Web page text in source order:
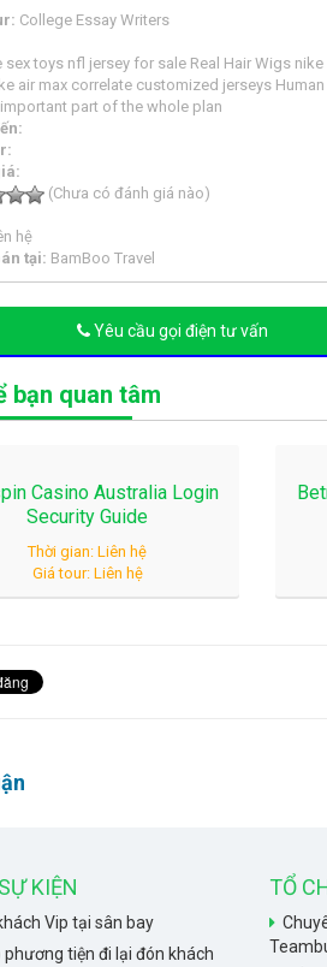
College Essay Writers
sex toys nfl jersey for sale Real Hair Wigs
air max correlate customized jerseys
important part of the whole plan
(Chưa có đánh giá nào)
hệ
tại: BamBoo Travel
Yêu cầu gọi điện tư vấn
bạn quan tâm
Casino Australia Login
Security Guide
Thời gian: Liên hệ
Giá tour: Liên hệ
KIỆN
Vip tại sân bay
phương tiện đi lại đón khách
TỔ